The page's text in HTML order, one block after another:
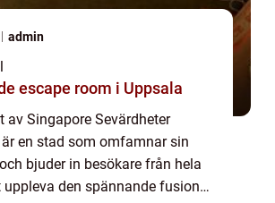
admin
escape room i Uppsala
av Singapore Sevärdheter
en stad som omfamnar sin
bjuder in besökare från hela
den spännande fusionen